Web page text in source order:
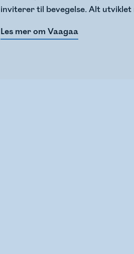
inviterer til bevegelse. Alt
Les mer om Vaagaa